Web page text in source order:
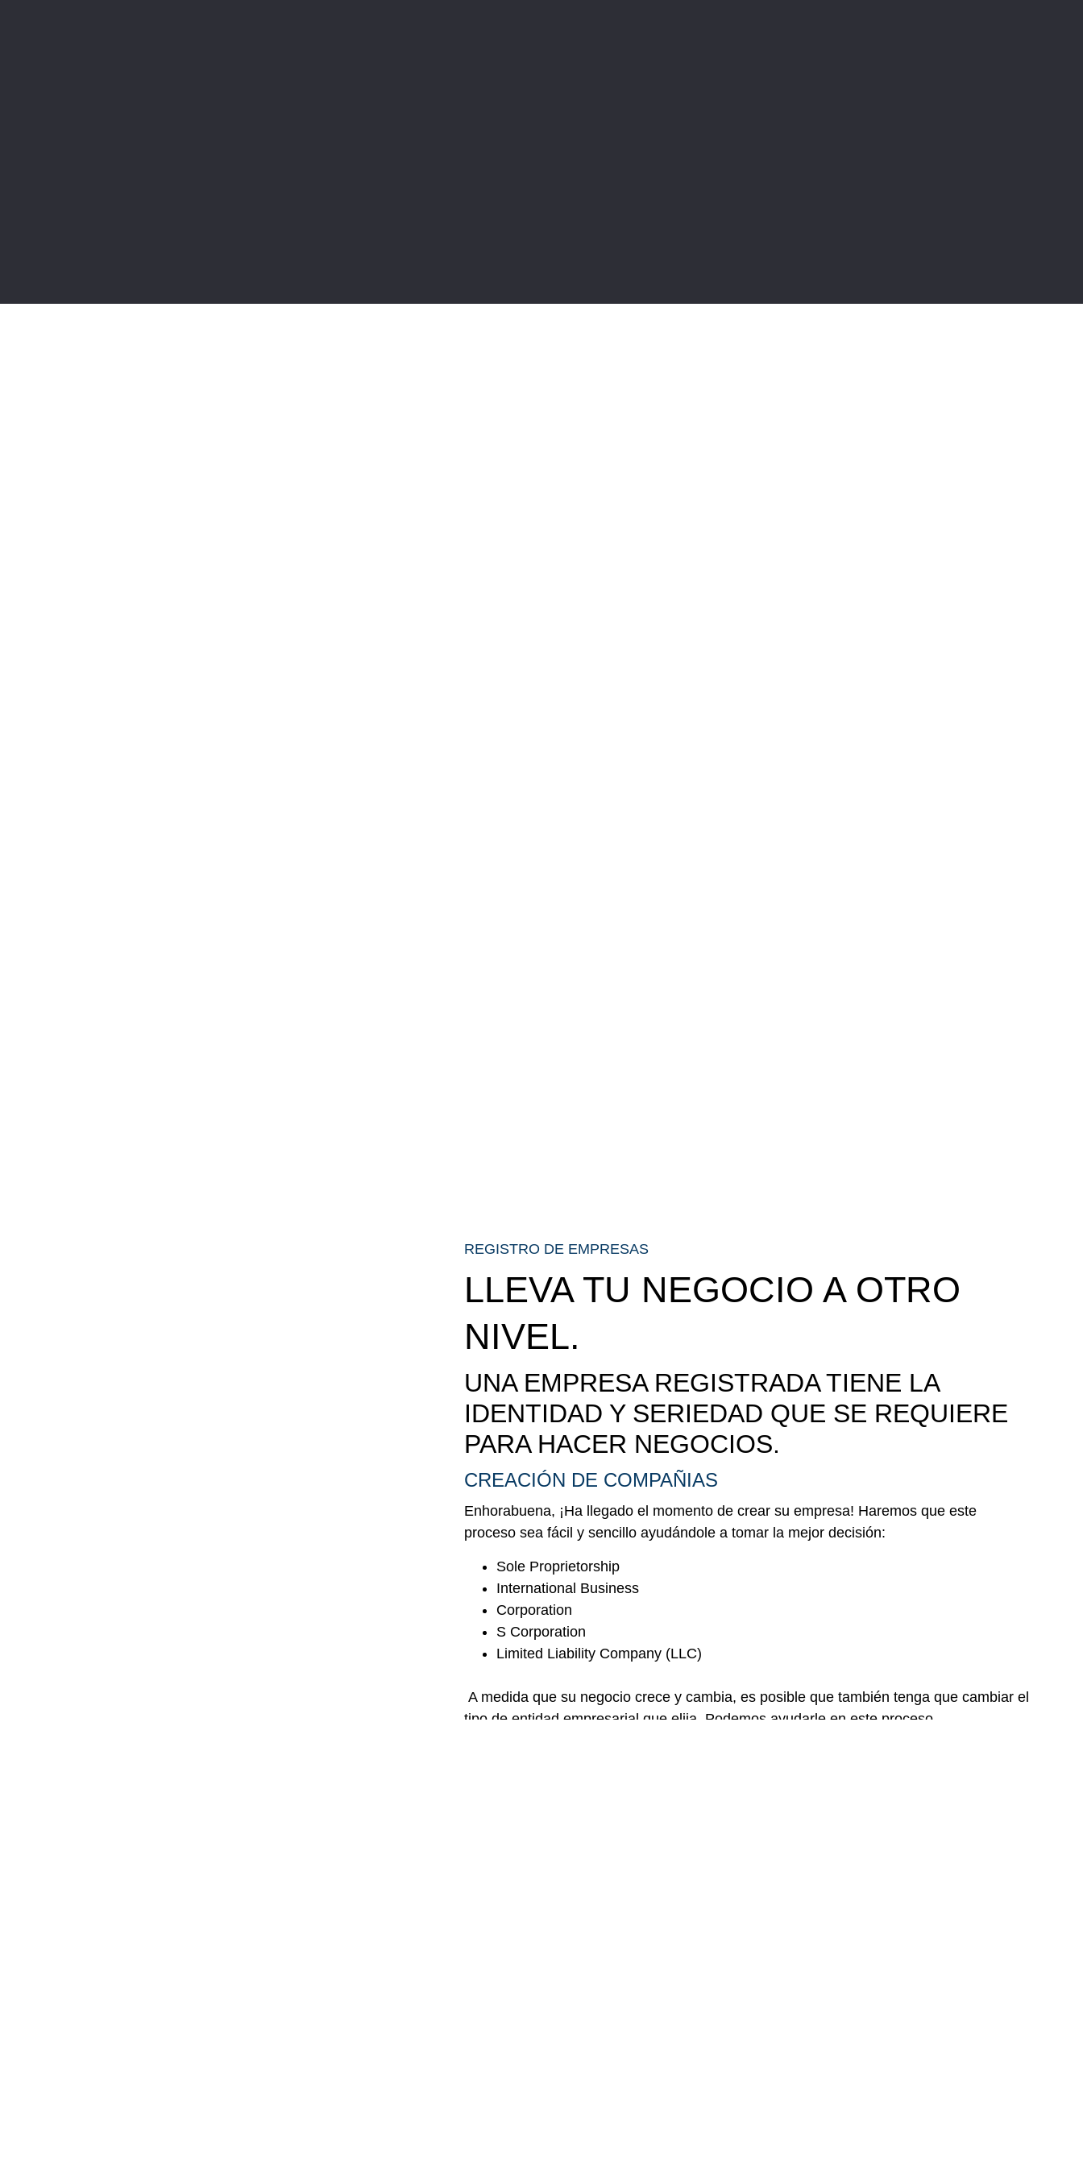
REGISTRO DE EMPRESAS
LLEVA TU NEGOCIO A OTRO
NIVEL.
UNA EMPRESA REGISTRADA TIENE LA
IDENTIDAD Y SERIEDAD QUE SE REQUIERE
PARA HACER NEGOCIOS.
CREACIÓN DE COMPAÑIAS
Enhorabuena, ¡Ha llegado el momento de crear su empresa! Haremos que este
proceso sea fácil y sencillo ayudándole a tomar la mejor decisión:
Sole Proprietorship
International Business
Corporation
S Corporation
Limited Liability Company (LLC)
A medida que su negocio crece y cambia, es posible que también tenga que cambiar el
tipo de entidad empresarial que elija. Podemos ayudarle en este proceso.